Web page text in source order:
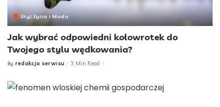
Styl życia i Moda
Jak wybrać odpowiedni kołowrotek do
Twojego stylu wędkowania?
Posted
By redakcja serwisu 3 Min Read